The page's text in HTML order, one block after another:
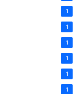
1
1
1
1
1
1